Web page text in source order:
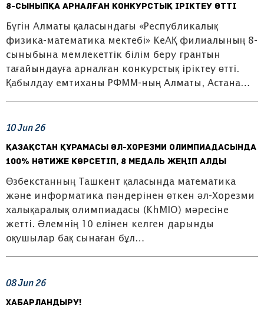
8-сыныпқа арналған конкурстық іріктеу өтті
Бүгін Алматы қаласындағы «Республикалық
физика-математика мектебі» КеАҚ филиалының 8-
сыныбына мемлекеттік білім беру грантын
тағайындауға арналған конкурстық іріктеу өтті.
Қабылдау емтиханы РФММ-ның Алматы, Астана…
10Jun26
Қазақстан құрамасы әл-Хорезми олимпиадасында
100% нәтиже көрсетіп, 8 медаль жеңіп алды
Өзбекстанның Ташкент қаласында математика
және информатика пәндерінен өткен әл-Хорезми
халықаралық олимпиадасы (KhMIO) мәресіне
жетті. Әлемнің 10 елінен келген дарынды
оқушылар бақ сынаған бұл…
08Jun26
ХАБАРЛАНДЫРУ!